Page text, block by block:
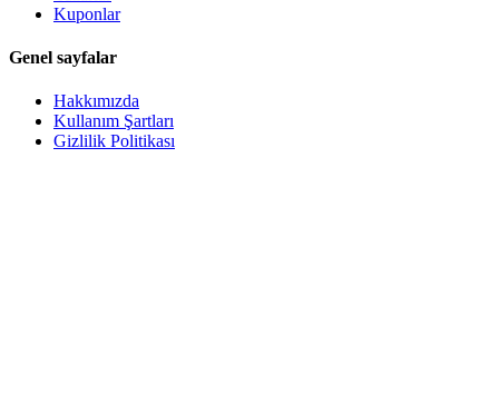
Kuponlar
Genel sayfalar
Hakkımızda
Kullanım Şartları
Gizlilik Politikası